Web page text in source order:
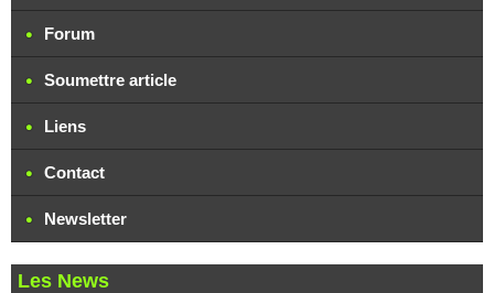
Forum
Soumettre article
Liens
Contact
Newsletter
Les News